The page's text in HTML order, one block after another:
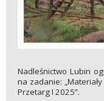
Nadleśnictwo Lubin
na zadanie:
Przetarg I 2025”.